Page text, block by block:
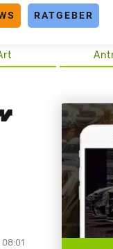
RATGEBER